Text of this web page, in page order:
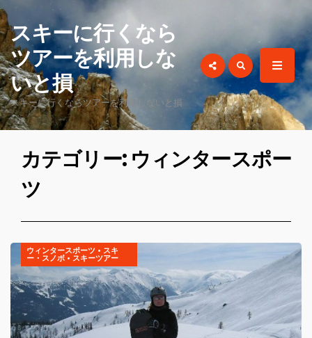
スキーに行くなら
ツアーを利用しな
いと損
スキーに行くならツアーを利用しないと損
カテゴリー: ウィンタースポー
ツ
ウィンタースポーツ • スキ
ー・スノボ • スキーツアー